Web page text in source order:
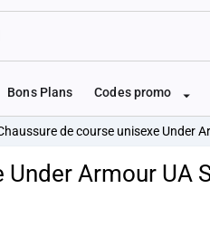
Bons Plans Codes promo
de course unisexe Under
Armour UA